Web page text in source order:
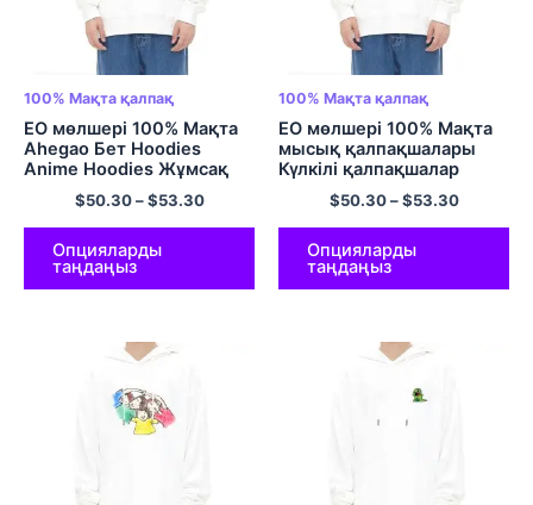
100% Мақта қалпақ
ЕО мөлшері 100% Мақта
Ahegao Бет Hoodies
Anime Hoodies Жұмсақ
Hoodies Түрлі түсті
$50.30–$53.30
Опцияларды
таңдаңыз
100% Мақта қалпақ
ЕО мөлшері 100% Мақта
мысық қалпақшалары
Күлкілі қалпақшалар
пуловер көп түсті
$50.30–$53.30
Опцияларды
таңдаңыз